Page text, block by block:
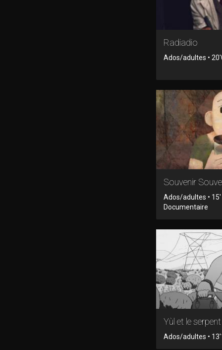
Radiadio
Ados/adultes •
Souvenir
Ados/adultes • 15'
Documentaire
Yùl et le serpent
Ados/adultes •